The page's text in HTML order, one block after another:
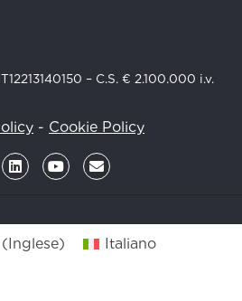
– C.S. € 2.100.000 i.v.
- Cookie Policy
(Inglese) Italiano